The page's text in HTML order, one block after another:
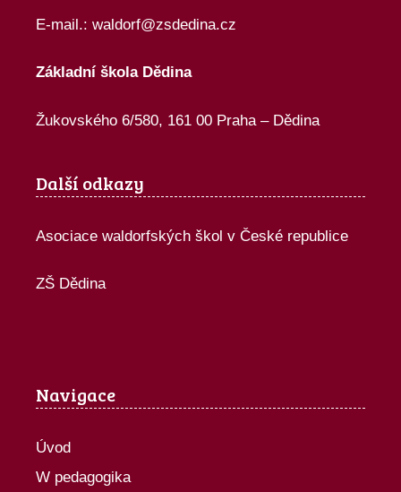
E-mail.: waldorf@zsdedina.cz
Základní škola Dědina
Žukovského 6/580, 161 00 Praha – Dědina
Další odkazy
Asociace waldorfských škol v České republice
ZŠ Dědina
Navigace
Úvod
W pedagogika